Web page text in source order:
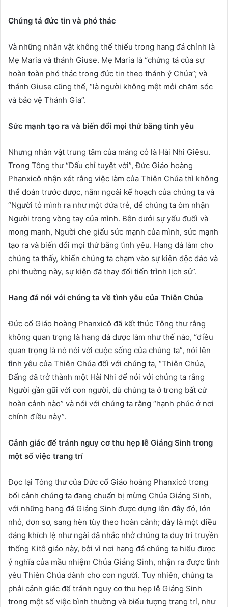
Chứng tá đức tin và phó thác
Và những nhân vật không thể thiếu trong hang đá chính là
Mẹ Maria và thánh Giuse. Mẹ Maria là “chứng tá của sự
hoàn toàn phó thác trong đức tin theo thánh ý Chúa”; và
thánh Giuse cũng thế, “là người không mệt mỏi chăm sóc
và bảo vệ Thánh Gia”.
Sức mạnh tạo ra và biến đổi mọi thứ bằng tình yêu
Nhưng nhân vật trung tâm của máng cỏ là Hài Nhi Giêsu.
Trong Tông thư “Dấu chỉ tuyệt vời”, Đức Giáo hoàng
Phanxicô nhận xét rằng việc làm của Thiên Chúa thì không
thể đoán trước được, nằm ngoài kế hoạch của chúng ta và
“Người tỏ mình ra như một đứa trẻ, để chúng ta ôm nhận
Người trong vòng tay của mình. Bên dưới sự yếu đuối và
mong manh, Người che giấu sức mạnh của mình, sức mạnh
tạo ra và biến đổi mọi thứ bằng tình yêu. Hang đá làm cho
chúng ta thấy, khiến chúng ta chạm vào sự kiện độc đáo và
phi thường này, sự kiện đã thay đổi tiến trình lịch sử”.
Hang đá nói với chúng ta về tình yêu của Thiên Chúa
Đức cố Giáo hoàng Phanxicô đã kết thúc Tông thư rằng
không quan trọng là hang đá được làm như thế nào, “điều
quan trọng là nó nói với cuộc sống của chúng ta”, nói lên
tình yêu của Thiên Chúa đối với chúng ta, “Thiên Chúa,
Đấng đã trở thành một Hài Nhi để nói với chúng ta rằng
Người gần gũi với con người, dù chúng ta ở trong bất cứ
hoàn cảnh nào” và nói với chúng ta rằng “hạnh phúc ở nơi
chính điều này”.
Cảnh giác để tránh nguy cơ thu hẹp lễ Giáng Sinh trong
một số việc trang trí
Đọc lại Tông thư của Đức cố Giáo hoàng Phanxicô trong
bối cảnh chúng ta đang chuẩn bị mừng Chúa Giáng Sinh,
với những hang đá Giáng Sinh được dựng lên đây đó, lớn
nhỏ, đơn sơ, sang hèn tùy theo hoàn cảnh; đây là một điều
đáng khích lệ như ngài đã nhắc nhở chúng ta duy trì truyền
thống Kitô giáo này, bởi vì nơi hang đá chúng ta hiểu được
ý nghĩa của mầu nhiệm Chúa Giáng Sinh, nhận ra được tình
yêu Thiên Chúa dành cho con người. Tuy nhiên, chúng ta
phải cảnh giác để tránh nguy cơ thu hẹp lễ Giáng Sinh
trong một số việc bình thường và biểu tượng trang trí, như